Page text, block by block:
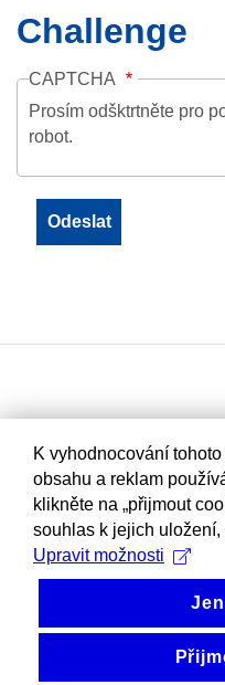
Challenge
CAPTCHA
Prosím odšktrtněte pro
robot.
K vyhodnocování
obsahu a reklam
klikněte na „přijmout
souhlas k jejich uložení,
Upravit možnosti